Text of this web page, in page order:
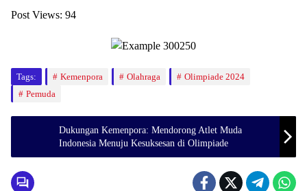
Post Views: 94
Tags: Kemenpora Olahraga
Olimpiade 2024
Pemuda
Dukungan Kemenpora: Mendorong Atlet Muda
Indonesia Menuju Kesuksesan di Olimpiade